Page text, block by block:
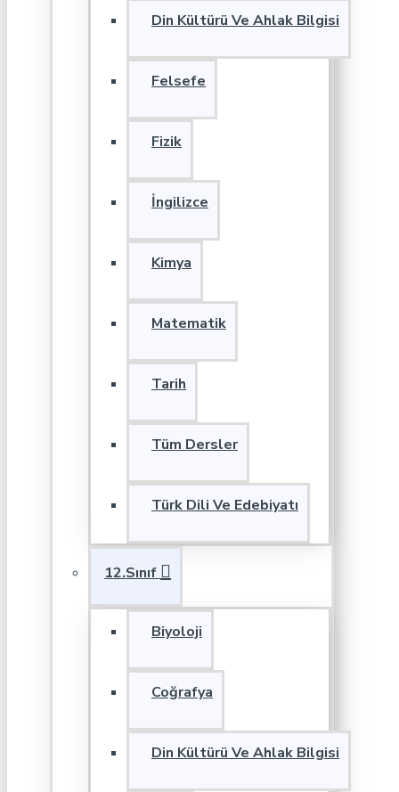
Din Kültürü Ve Ahlak Bilgisi
Felsefe
Fizik
İngilizce
Kimya
Matematik
Tarih
Tüm Dersler
Türk Dili Ve Edebiyatı
12.Sınıf
Biyoloji
Coğrafya
Din Kültürü Ve Ahlak Bilgisi